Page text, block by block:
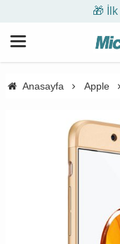
🎁
Anasayfa Apple